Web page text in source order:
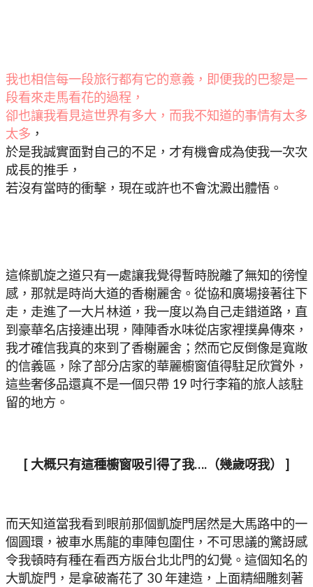
我也相信每一段旅行都有它的意義，即便我的巴黎是一
段看來走馬看花的過程，
卻也讓我看見這世界有多大，而我不知道的事情有太多
太多 ，
於是我誠實面對自己的不足，才有機會成為使我一次次
成長的推手，
若沒有當時的衝擊，現在或許也不會沈澱出體悟。
這條凱旋之道只有一處讓我覺得暫時脫離了無知的徬惶
感，那就是時尚大道的香榭麗舍。從協和廣場接著往下
走，走進了一大片林道，我一度以為自己走錯道路，直
到豪華名店接連出現，陣陣香水味從店家裡撲鼻傳來，
我才確信我真的來到了香榭麗舍；然而它反倒像是寬敞
的信義區，除了部分店家的華麗櫥窗值得駐足欣賞外，
這些奢侈品還真不是一個只帶 19 吋行李箱的旅人該駐
留的地方。
[ 大概只有這種櫥窗吸引得了我….（幾歲呀我） ]
而天知道當我看到眼前那個凱旋門居然是大馬路中的一
個圓環，被車水馬龍的車陣包圍住，不可思議的驚訝感
令我頓時有種在看西方版台北北門的幻覺。這個知名的
大凱旋門，是拿破崙花了 30 年建造，上面精細雕刻著